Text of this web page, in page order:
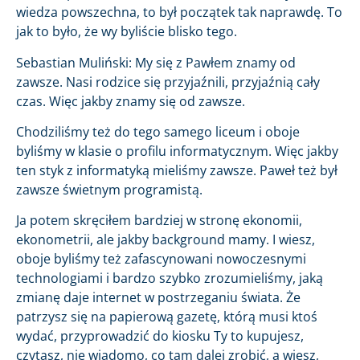
wiedza powszechna, to był początek tak naprawdę. To
jak to było, że wy byliście blisko tego.
Sebastian Muliński: My się z Pawłem znamy od
zawsze. Nasi rodzice się przyjaźnili, przyjaźnią cały
czas. Więc jakby znamy się od zawsze.
Chodziliśmy też do tego samego liceum i oboje
byliśmy w klasie o profilu informatycznym. Więc jakby
ten styk z informatyką mieliśmy zawsze. Paweł też był
zawsze świetnym programistą.
Ja potem skręciłem bardziej w stronę ekonomii,
ekonometrii, ale jakby background mamy. I wiesz,
oboje byliśmy też zafascynowani nowoczesnymi
technologiami i bardzo szybko zrozumieliśmy, jaką
zmianę daje internet w postrzeganiu świata. Że
patrzysz się na papierową gazetę, którą musi ktoś
wydać, przyprowadzić do kiosku Ty to kupujesz,
czytasz, nie wiadomo, co tam dalej zrobić, a wiesz,